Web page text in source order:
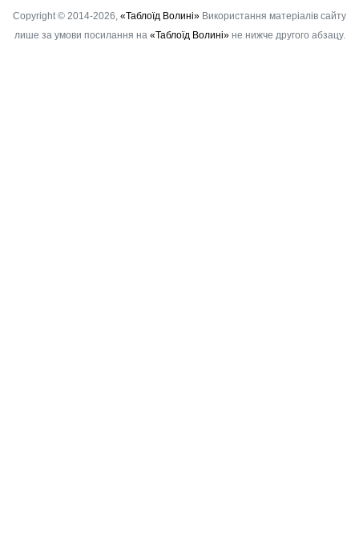
Copyright © 2014-2026, «Таблоїд Волині» Використання матеріалів сайту
лише за умови посилання на «Таблоїд Волині»не нижче другого абзацу.